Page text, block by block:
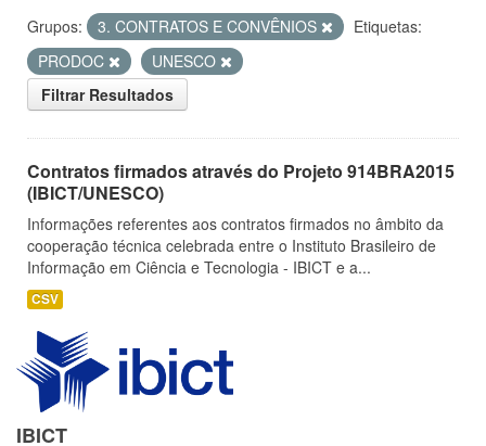
Grupos: 3. CONTRATOS E CONVÊNIOS
Etiquetas:
PRODOC
UNESCO
Filtrar Resultados
Contratos firmados através do Projeto 914BRA2015
(IBICT/UNESCO)
Informações referentes aos contratos firmados no âmbito da
cooperação técnica celebrada entre o Instituto Brasileiro de
Informação em Ciência e Tecnologia - IBICT e a...
CSV
IBICT